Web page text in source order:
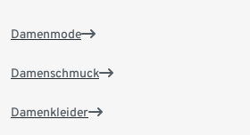
Damenmode
Damenschmuck
Damenkleider